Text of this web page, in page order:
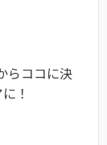
らココに決
！